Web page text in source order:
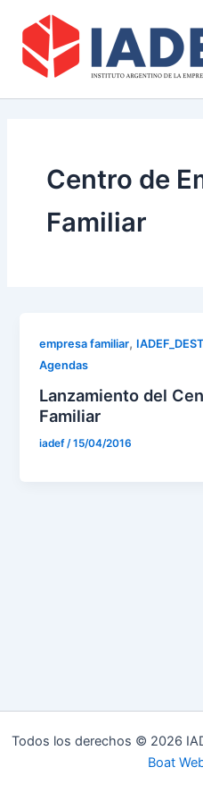
contenido
Centro de
Familiar
empresa familiar,
Agendas
Lanzamiento del
Familiar
iadef/15/04/2016
Todos los derechos © 2026
Boat